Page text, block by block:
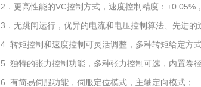
2．更高性能的VC控制方式，速度控制精度：
3．无跳闸运行，优异的电流和电压控制算法、先进
4. 转矩控制和速度控制可灵活调整，多种转矩给定方式
5. 独特的张力控制功能，多种张力控制可选，内置卷
6. 有简易伺服功能，伺服定位模式，主轴定向模式；